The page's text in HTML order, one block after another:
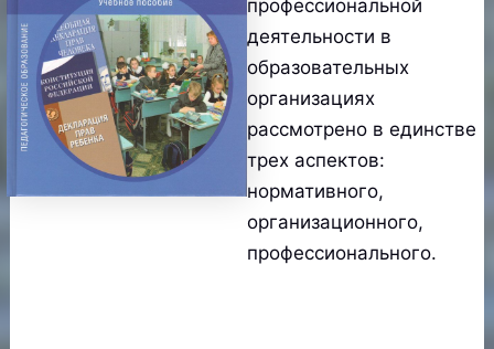
профессиональной
деятельности в
образовательных
организациях
рассмотрено в единстве
трех аспектов:
нормативного,
организационного,
профессионального.